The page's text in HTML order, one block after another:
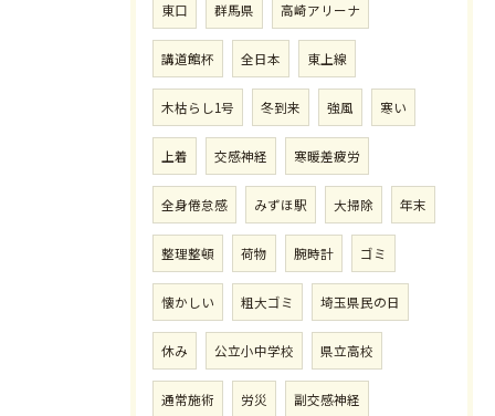
東口 群馬県 高崎アリーナ
講道館杯 全日本 東上線
木枯らし1号 冬到来 強風 寒い
上着 交感神経 寒暖差疲労
全身倦怠感 みずほ駅 大掃除 年末
整理整頓 荷物 腕時計 ゴミ
懐かしい 粗大ゴミ 埼玉県民の日
休み 公立小中学校 県立高校
通常施術 労災 副交感神経